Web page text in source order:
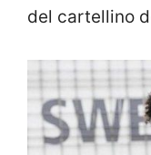
del cartellino